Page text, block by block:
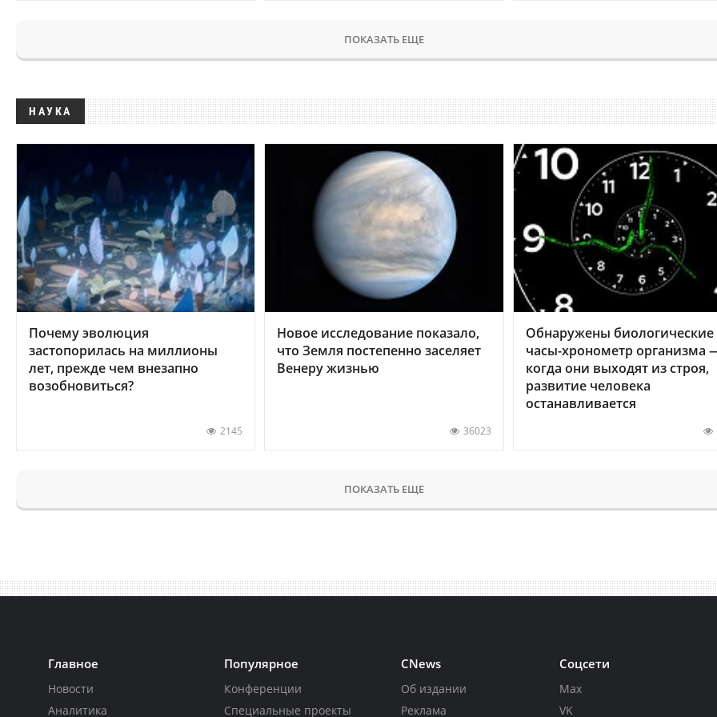
ПОКАЗАТЬ ЕЩЕ
НАУКА
Почему эволюция
застопорилась на миллионы
лет, прежде чем внезапно
возобновиться?
2145
Новое исследование показало,
что Земля постепенно заселяет
Венеру жизнью
36023
Обнаружены биологические
часы-хронометр организма
когда они выходят из строя,
развитие человека
останавливается
ПОКАЗАТЬ ЕЩЕ
Главное
Новости
Аналитика
Популярное
Конференции
Специальные проекты
CNews
Об издании
Реклама
Соцсети
Max
VK